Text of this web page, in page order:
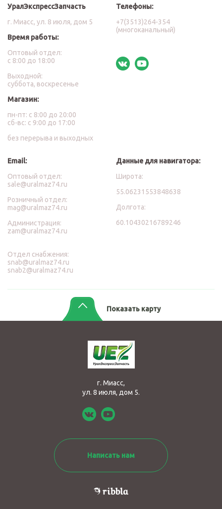
УралЭкспрессЗапчасть
г. Миасс, ул. 8 июля, дом 5
Время работы:
Оптовый отдел:
с 8:00 до 18:00
Выходной:
суббота, воскресенье
Магазин:
пн-пт: с 8:00 до 20:00
сб-вс: с 9:00 до 17:00
без перерыва и выходных
Телефоны:
+7(3513)264-354
(многоканальный)
Email:
Оптовый отдел:
sale@uralmaz74.ru
Розничный отдел:
mag@uralmaz74.ru
Администрация:
zam@uralmaz74.ru
Отдел снабжения:
snab@uralmaz74.ru
snab2@uralmaz74.ru
Данные для навигатора:
Широта:
55.06231553848638
Долгота:
60.10430216789246
Показать карту
г. Миасс,
ул. 8 июля, дом 5.
Написать нам